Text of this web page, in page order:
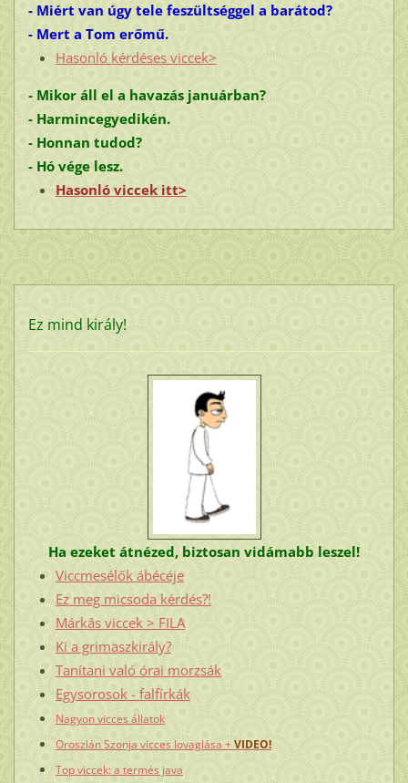
- Miért van úgy tele feszültséggel a barátod?
- Mert a Tom erőmű.
Hasonló kérdéses viccek>
- Mikor áll el a havazás januárban?
- Harmincegyedikén.
- Honnan tudod?
- Hó vége lesz.
Hasonló viccek itt>
Ez mind király!
Ha ezeket átnézed, biztosan vidámabb leszel!
Viccmesélők ábécéje
Ez meg micsoda kérdés?!
Márkás viccek > FILA
Ki a grimaszkirály?
Tanítani való órai morzsák
Egysorosok - falfírkák
Nagyon vicces állatok
Oroszlán Szonja vicces lovaglása +VIDEO!
Top viccek: a termés java